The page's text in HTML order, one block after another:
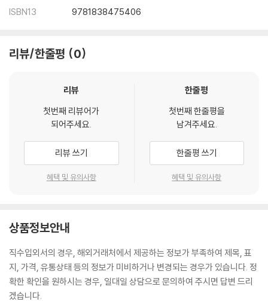
ISBN13
9781838475406
리뷰/한줄평 0
리뷰
첫번째 리뷰어가
되어주세요.
리뷰 쓰기
혜택 및 유의사항
한줄평
첫번째 한줄평을
남겨주세요.
한줄평 쓰기
혜택 및 유의사항
상품정보안내
직수입외서의 경우, 해외거래처에서 제공하는 정보가 부족하여 제목, 표
지, 가격, 유통상태 등의 정보가 미비하거나 변경되는 경우가 있습니다. 정
확한 확인을 원하시는 경우, 일대일 상담으로 문의하여 주시면 답변 드리
겠습니다.